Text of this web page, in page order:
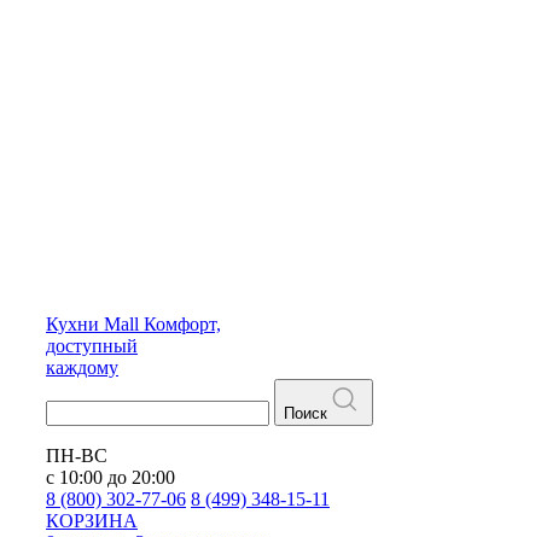
Кухни Mall Комфорт,
доступный
каждому
Поиск
ПН-ВС
с 10:00 до 20:00
8 (800) 302-77-06 8 (499) 348-15-11
КОРЗИНА